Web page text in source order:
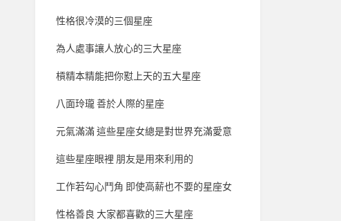
性格很冷漠的三個星座
為人處事讓人放心的三大星座
槓精本精能把你懟上天的五大星座
八面玲瓏 善於人際的星座
元氣滿滿 這些星座女總是對世界充滿愛意
這些星座眼裡 朋友是用來利用的
工作若勾心鬥角 即使高薪也不要的星座女
性格善良 大家都喜歡的三大星座